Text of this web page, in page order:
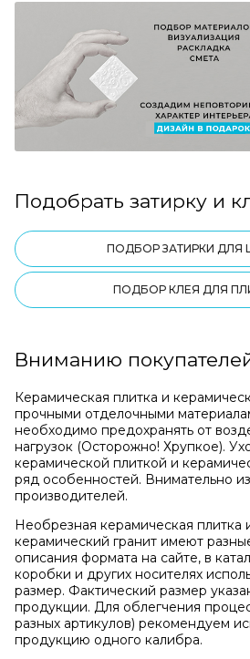
Подобрать затирку и
ПОДБОР ЗАТИРКИ ДЛЯ
ПОДБОР КЛЕЯ ДЛЯ
Вниманию
Керамическая плитка и
прочными отделочными
необходимо предохранять от
нагрузок (Осторожно! Хрупкое).
керамической плиткой и
ряд особенностей. Внимательно
производителей.
Необрезная керамическая плитка
керамический гранит имеют
описания формата на сайте, в
коробки и других носителях
размер. Фактический размер
продукции. Для облегчения
разных артикулов) рекомендуем
продукцию одного калибра.